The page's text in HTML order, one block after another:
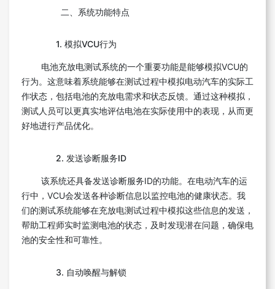
二、系统功能特点
1. 模拟VCU行为
电池充放电测试系统的一个重要功能是能够模拟VCU的
行为。这意味着系统能够在测试过程中模拟电动汽车的实际工
作状态，包括电池的充放电需求和状态反馈。通过这种模拟，
测试人员可以更真实地评估电池在实际使用中的表现，从而更
好地进行产品优化。
2. 发送诊断服务ID
该系统还具备发送诊断服务ID的功能。在电动汽车的运
行中，VCU会发送各种诊断信息以监控电池的健康状态。我
们的测试系统能够在充放电测试过程中模拟这些信息的发送，
帮助工程师实时监测电池的状态，及时发现潜在问题，确保电
池的安全性和可靠性。
3. 自动唤醒与解锁